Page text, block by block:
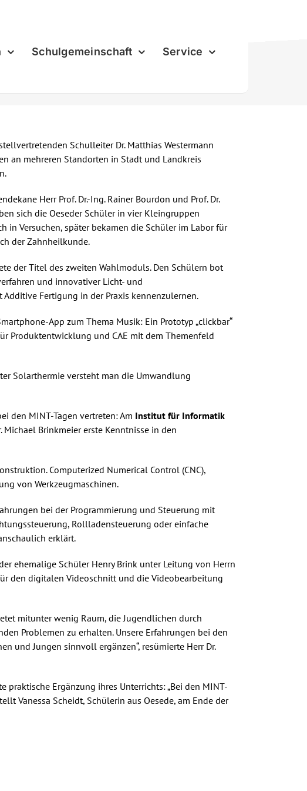
Schulgemeinschaft Service
Schulleiter Dr. Matthias Westermann
an mehreren Standorten in Stadt und Landkreis
Herr Prof. Dr.-Ing. Rainer Bourdon und Prof. Dr.
sich die Oeseder Schüler in vier Kleingruppen
Versuchen, später bekamen die Schüler im Labor für
der Zahnheilkunde.
der Titel des zweiten Wahlmoduls. Den Schülern bot
und innovativer Licht- und
Fertigung in der Praxis kennenzulernen.
App zum Thema Musik: Ein Prototyp „clickbar“
Produktentwicklung und CAE mit dem Themenfeld
Solarthermie versteht man die Umwandlung
den MINT-Tagen vertreten: Am Institut für Informatik
Brinkmeier erste Kenntnisse in den
Computerized Numerical Control (CNC),
von Werkzeugmaschinen.
bei der Programmierung und Steuerung mit
Rollladensteuerung oder einfache
erklärt.
ehemalige Schüler Henry Brink unter Leitung von Herrn
den digitalen Videoschnitt und die Videobearbeitung
mitunter wenig Raum, die Jugendlichen durch
Problemen zu erhalten. Unsere Erfahrungen bei den
und Jungen sinnvoll ergänzen“, resümierte Herr Dr.
Ergänzung ihres Unterrichts: „Bei den MINT-
Vanessa Scheidt, Schülerin aus Oesede, am Ende der